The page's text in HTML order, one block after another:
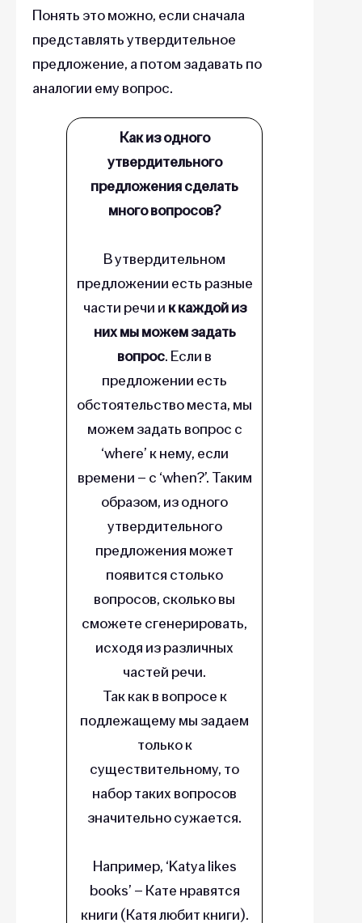
Понять это можно, если сначала
представлять утвердительное
предложение, а потом задавать по
аналогии ему вопрос.
Как из одного
утвердительного
предложения сделать
много вопросов?
В утвердительном
предложении есть разные
части речи и к каждой из
них мы можем задать
вопрос. Если в
предложении есть
обстоятельство места, мы
можем задать вопрос с
‘where’ к нему, если
времени – с ‘when?’. Таким
образом, из одного
утвердительного
предложения может
появится столько
вопросов, сколько вы
сможете сгенерировать,
исходя из различных
частей речи.
Так как в вопросе к
подлежащему мы задаем
только к
существительному, то
набор таких вопросов
значительно сужается.
Например, ‘Katya likes
books’ – Кате нравятся
книги (Катя любит книги).